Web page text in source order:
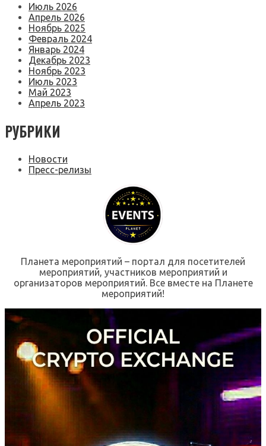
Июль 2026
Апрель 2026
Ноябрь 2025
Февраль 2024
Январь 2024
Декабрь 2023
Ноябрь 2023
Июль 2023
Май 2023
Апрель 2023
РУБРИКИ
Новости
Пресс-релизы
Планета мероприятий – портал для посетителей
мероприятий, участников мероприятий и
организаторов мероприятий. Все вместе на Планете
мероприятий!